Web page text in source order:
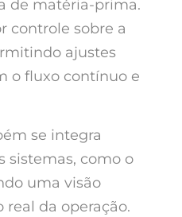
de matéria-prima.
controle sobre a
ajustes
o fluxo contínuo e
se integra
sistemas, como o
uma visão
da operação.